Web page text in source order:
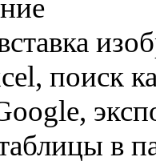
поиск
в